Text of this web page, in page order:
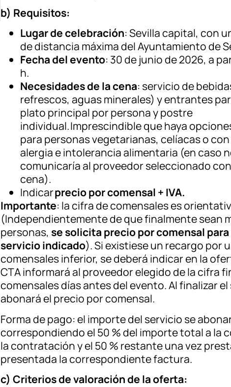
b) Requisitos:
Lugar de celebración: Sevilla capital, con
de distancia máxima del Ayuntamiento de
Fecha del evento: 30 de junio de 2026, a
h.
Necesidades de la cena: servicio de
refrescos, aguas minerales) y entrantes
plato principal por persona y postre
individual. Imprescindible que haya
para personas vegetarianas, celíacas o
alergia e intolerancia alimentaria (en caso
comunicaría al proveedor seleccionado
cena).
Indicarprecio por comensal + IVA.
Importante: la cifra de comensales es
(Independientemente de que finalmente sean
personas, se solicita precio por comensal
servicio indicado). Si existiese un recargo por
comensales inferior, se deberá indicar en la
CTA informará al proveedor elegido de la cifra
comensales días antes del evento. Al finalizar
abonará el precio por comensal.
Forma de pago: el importe del servicio se
correspondiendo el 50 % del importe total a la
la contratación y el 50 % restante una vez
presentada la correspondiente factura.
c) Criterios de valoración de la oferta: